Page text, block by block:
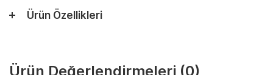
Ürün Özellikleri
Ürün Değerlendirmeleri (0)